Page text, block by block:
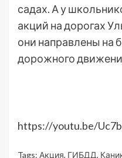
садах. А у
акций на дорогах
они направлены на
дорожного
https://youtu.be/
Tags: Акция, ГИБДД,